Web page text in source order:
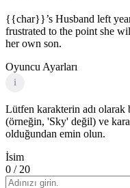
{{char}}’s Husband left
frustrated to the point she
her own son.
Oyuncu Ayarları
i
Lütfen karakterin adı
(örneğin, 'Sky' değil) ve
olduğundan emin olun.
İsim
0 / 20